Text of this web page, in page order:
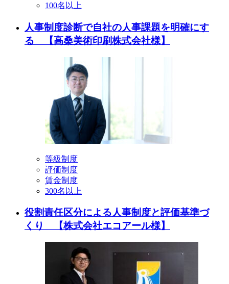
100名以上
人事制度診断で自社の人事課題を明確にす
る 【高桑美術印刷株式会社様】
等級制度
評価制度
賃金制度
300名以上
役割責任区分による人事制度と評価基準づ
くり 【株式会社エコアール様】